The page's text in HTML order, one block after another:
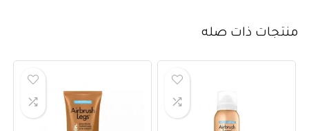
منتجات ذات صله